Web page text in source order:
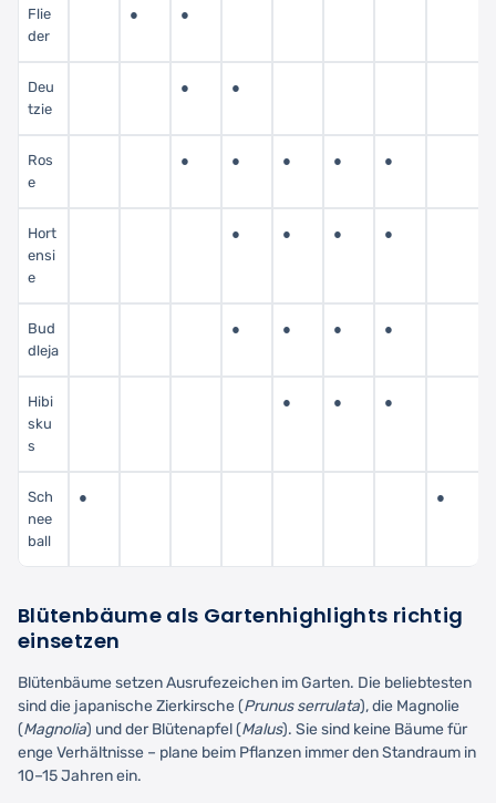
Flie
der
● ●
Deu
tzie
● ●
Ros
e
● ● ● ● ●
Hort
ensi
e
● ● ● ●
Bud
dleja
● ● ● ●
Hibi
sku
s
● ● ●
Sch
nee
ball
● ●
Blütenbäume als Gartenhighlights richtig
einsetzen
Blütenbäume setzen Ausrufezeichen im Garten. Die beliebtesten
sind die japanische Zierkirsche (Prunus serrulata), die Magnolie
(Magnolia) und der Blütenapfel (Malus). Sie sind keine Bäume für
enge Verhältnisse – plane beim Pflanzen immer den Standraum in
10–15 Jahren ein.